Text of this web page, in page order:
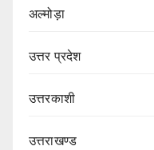
अल्मोड़ा
उत्तर प्रदेश
उत्तरकाशी
उत्तराखण्ड